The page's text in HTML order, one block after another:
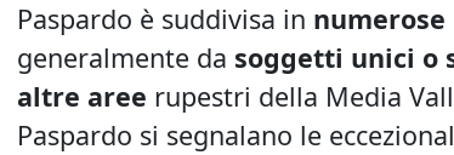
Paspardo è suddivisa in
generalmente da soggetti unici o
altre aree rupestri della Media
Paspardo si segnalano le